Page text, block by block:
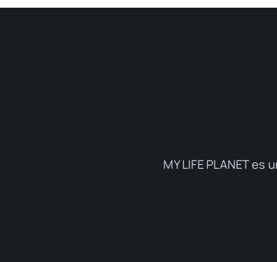
MY LIFE PLANET